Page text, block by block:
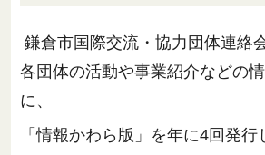
鎌倉市国際交流・協力団体連絡
各団体の活動や事業紹介などの
に、
「情報かわら版」を年に4回発行